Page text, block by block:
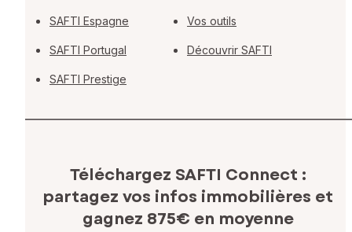
SAFTI Espagne
SAFTI Portugal
SAFTI Prestige
Vos outils
Découvrir SAFTI
Téléchargez SAFTI Connect :
partagez vos infos immobilières et
gagnez 875€ en moyenne